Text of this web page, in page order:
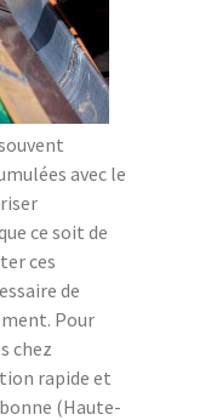
avec le
ce soit de
ces
de
Pour
chez
rapide et
(Haute-